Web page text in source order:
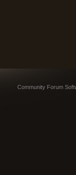
Community Forum